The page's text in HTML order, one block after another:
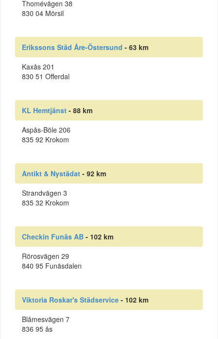
Thomévägen 38
830 04 Mörsil
Erikssons Städ Åre-Östersund - 63 km
Kaxås 201
830 51 Offerdal
KL Hemtjänst - 88 km
Aspås-Böle 206
835 92 Krokom
Antikt & Nystädat - 92 km
Strandvägen 3
835 32 Krokom
Checkin Funäs AB - 102 km
Rörosvägen 29
840 95 Funäsdalen
Viktoria Roskar's Städservice - 102 km
Blåmesvägen 7
836 95 ås